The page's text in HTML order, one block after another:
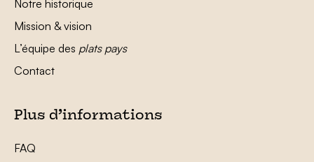
Notre historique
Mission & vision
L’équipe des plats pays
Contact
Plus d’informations
FAQ